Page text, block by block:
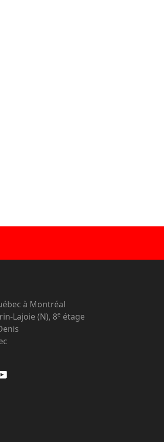
à Montréal
Lajoie (N), 8e étage